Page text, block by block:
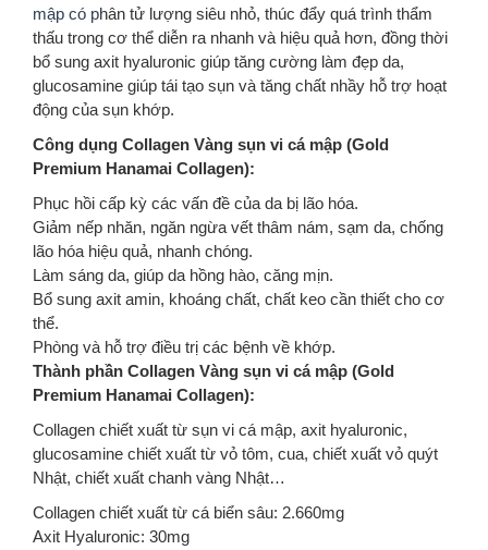
mập có phân tử lượng siêu nhỏ, thúc đẩy quá trình thẩm
thấu trong cơ thể diễn ra nhanh và hiệu quả hơn, đồng thời
bổ sung axit hyaluronic giúp tăng cường làm đẹp da,
glucosamine giúp tái tạo sụn và tăng chất nhầy hỗ trợ hoạt
động của sụn khớp.
Công dụng Collagen Vàng sụn vi cá mập (Gold
Premium Hanamai Collagen):
Phục hồi cấp kỳ các vấn đề của da bị lão hóa.
Giảm nếp nhăn, ngăn ngừa vết thâm nám, sạm da, chống
lão hóa hiệu quả, nhanh chóng.
Làm sáng da, giúp da hồng hào, căng mịn.
Bổ sung axit amin, khoáng chất, chất keo cần thiết cho cơ
thể.
Phòng và hỗ trợ điều trị các bệnh về khớp.
Thành phần Collagen Vàng sụn vi cá mập (Gold
Premium Hanamai Collagen):
Collagen chiết xuất từ sụn vi cá mập, axit hyaluronic,
glucosamine chiết xuất từ vỏ tôm, cua, chiết xuất vỏ quýt
Nhật, chiết xuất chanh vàng Nhật…
Collagen chiết xuất từ cá biển sâu: 2.660mg
Axit Hyaluronic: 30mg